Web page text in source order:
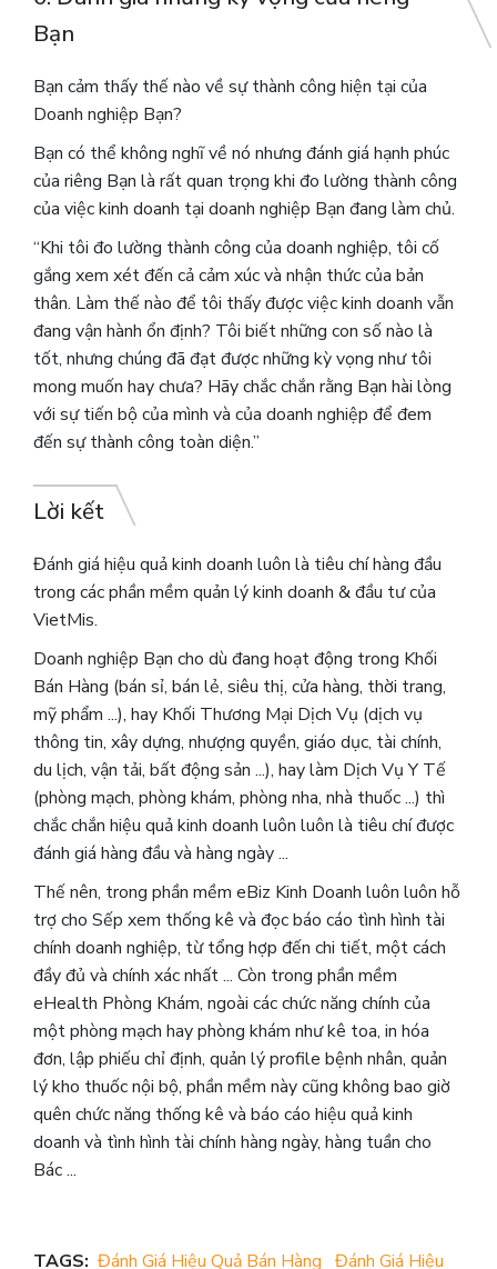
Bạn
Bạn cảm thấy thế nào về sự thành công hiện tại của
Doanh nghiệp Bạn?
Bạn có thể không nghĩ về nó nhưng đánh giá hạnh phúc
của riêng Bạn là rất quan trọng khi đo lường thành công
của việc kinh doanh tại doanh nghiệp Bạn đang làm chủ.
“Khi tôi đo lường thành công của doanh nghiệp, tôi cố
gắng xem xét đến cả cảm xúc và nhận thức của bản
thân. Làm thế nào để tôi thấy được việc kinh doanh vẫn
đang vận hành ổn định? Tôi biết những con số nào là
tốt, nhưng chúng đã đạt được những kỳ vọng như tôi
mong muốn hay chưa? Hãy chắc chắn rằng Bạn hài lòng
với sự tiến bộ của mình và của doanh nghiệp để đem
đến sự thành công toàn diện.”
Lời kết
Đánh giá hiệu quả kinh doanh luôn là tiêu chí hàng đầu
trong các phần mềm quản lý kinh doanh & đầu tư của
VietMis.
Doanh nghiệp Bạn cho dù đang hoạt động trong Khối
Bán Hàng (bán sỉ, bán lẻ, siêu thị, cửa hàng, thời trang,
mỹ phẩm ...), hay Khối Thương Mại Dịch Vụ (dịch vụ
thông tin, xây dựng, nhượng quyền, giáo dục, tài chính,
du lịch, vận tải, bất động sản ...), hay làm Dịch Vụ Y Tế
(phòng mạch, phòng khám, phòng nha, nhà thuốc ...) thì
chắc chắn hiệu quả kinh doanh luôn luôn là tiêu chí được
đánh giá hàng đầu và hàng ngày ...
Thế nên, trong phần mềm eBiz Kinh Doanh luôn luôn hỗ
trợ cho Sếp xem thống kê và đọc báo cáo tình hình tài
chính doanh nghiệp, từ tổng hợp đến chi tiết, một cách
đầy đủ và chính xác nhất ... Còn trong phần mềm
eHealth Phòng Khám, ngoài các chức năng chính của
một phòng mạch hay phòng khám như kê toa, in hóa
đơn, lập phiếu chỉ định, quản lý profile bệnh nhân, quản
lý kho thuốc nội bộ, phần mềm này cũng không bao giờ
quên chức năng thống kê và báo cáo hiệu quả kinh
doanh và tình hình tài chính hàng ngày, hàng tuần cho
Bác ...
TAGS: Đánh Giá Hiệu Quả Bán Hàng
Đánh Giá Hiệu